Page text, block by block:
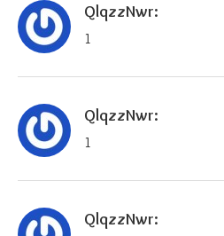
QlqzzNwr:
1
QlqzzNwr:
1
QlqzzNwr: